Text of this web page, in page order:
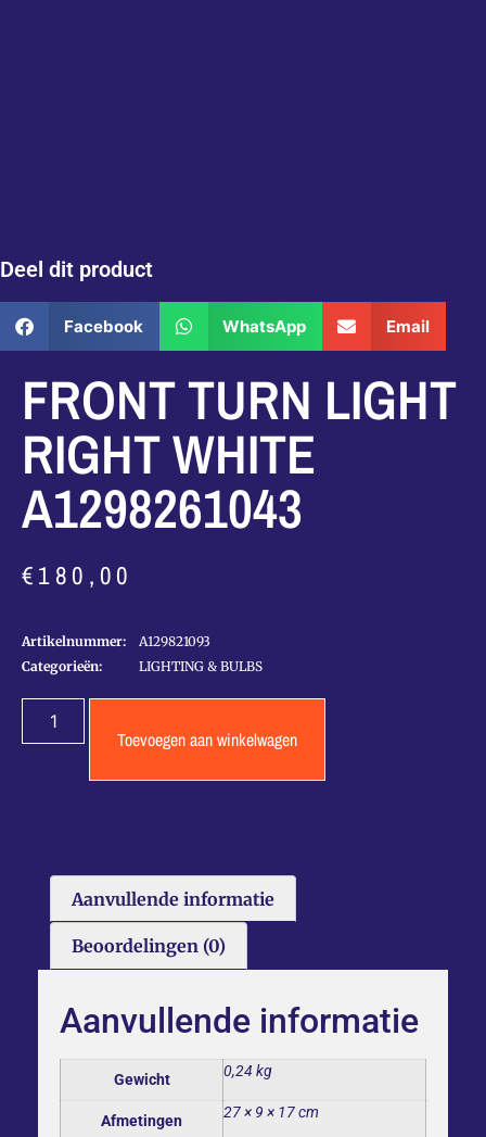
Deel dit product
Facebook WhatsApp Email
FRONT TURN LIGHT
RIGHT WHITE
A1298261043
€180,00
Artikelnummer:
A129821093
Categorieën:
LIGHTING & BULBS
Toevoegen aan winkelwagen
Aanvullende informatie
Beoordelingen (0)
Aanvullende informatie
Gewicht 0,24 kg
Afmetingen 27 × 9 × 17 cm